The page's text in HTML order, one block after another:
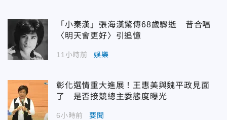
「小秦漢」張海漢驚傳68歲驟逝 昔合唱
〈明天會更好〉引追憶
11小時前 娛樂
彰化選情重大進展！王惠美與魏平政見面
了 是否接競總主委態度曝光
6小時前 要聞